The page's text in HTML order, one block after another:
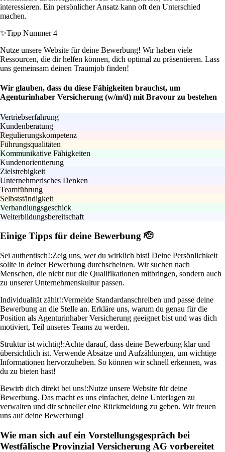
interessieren. Ein persönlicher Ansatz kann oft den Unterschied
machen.
✨Tipp Nummer 4
Nutze unsere Website für deine Bewerbung! Wir haben viele
Ressourcen, die dir helfen können, dich optimal zu präsentieren. Lass
uns gemeinsam deinen Traumjob finden!
Wir glauben, dass du diese Fähigkeiten brauchst, um
Agenturinhaber Versicherung (w/m/d) mit Bravour zu bestehen
Vertriebserfahrung
Kundenberatung
Regulierungskompetenz
Führungsqualitäten
Kommunikative Fähigkeiten
Kundenorientierung
Zielstrebigkeit
Unternehmerisches Denken
Teamführung
Selbstständigkeit
Verhandlungsgeschick
Weiterbildungsbereitschaft
Einige Tipps für deine Bewerbung 🫡
Sei authentisch!:Zeig uns, wer du wirklich bist! Deine Persönlichkeit
sollte in deiner Bewerbung durchscheinen. Wir suchen nach
Menschen, die nicht nur die Qualifikationen mitbringen, sondern auch
zu unserer Unternehmenskultur passen.
Individualität zählt!:Vermeide Standardanschreiben und passe deine
Bewerbung an die Stelle an. Erkläre uns, warum du genau für die
Position als Agenturinhaber Versicherung geeignet bist und was dich
motiviert, Teil unseres Teams zu werden.
Struktur ist wichtig!:Achte darauf, dass deine Bewerbung klar und
übersichtlich ist. Verwende Absätze und Aufzählungen, um wichtige
Informationen hervorzuheben. So können wir schnell erkennen, was
du zu bieten hast!
Bewirb dich direkt bei uns!:Nutze unsere Website für deine
Bewerbung. Das macht es uns einfacher, deine Unterlagen zu
verwalten und dir schneller eine Rückmeldung zu geben. Wir freuen
uns auf deine Bewerbung!
Wie man sich auf ein Vorstellungsgespräch bei
Westfälische Provinzial Versicherung AG vorbereitet